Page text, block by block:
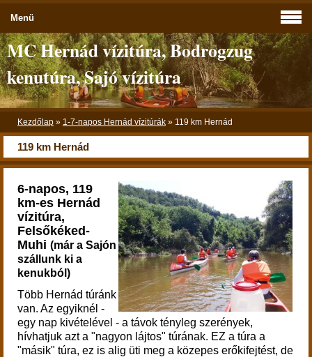
MC Hernád vízitúra, Bodrogzug
kenutúra, Sajó vízitúra
Kezdőlap » 1-7-napos Hernád vízitúrák » 119 km Hernád
119 km Hernád
6-napos, 119
km-es Hernád
vízitúra,
Felsőkéked-
Muhi (már a Sajón
szállunk ki a
kenukból)
Több Hernád túránk
van. Az egyiknél -
egy nap kivételével - a távok tényleg szerények,
hívhatjuk azt a "nagyon lájtos" túrának. EZ a túra a
"másik" túra, ez is alig üti meg a közepes erőkifejtést, de
Menü